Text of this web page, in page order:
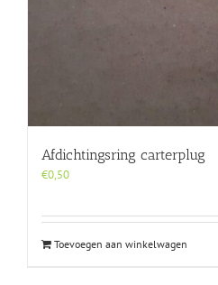
Afdichtingsring carterplug
€0,50
Toevoegen aan winkelwagen